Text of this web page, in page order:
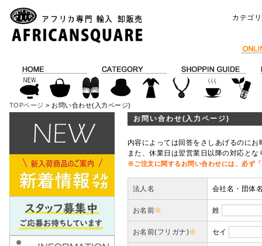
カテゴ
TOPページ > お問い合わせ(入力ページ)
お問い合わせ(入力ページ)
内容によっては回答をさしあげるのに
また、休業日は翌営業日以降の対応と
※ご注文に関するお問い合わせには、必ず
法人名 会社名・団体
お名前※ 姓
お名前(フリガナ)※ セイ